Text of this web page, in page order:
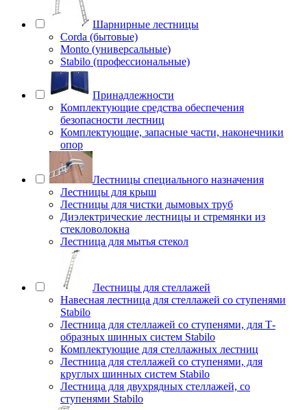
Шарнирные лестницы
Corda (бытовые)
Monto (универсальные)
Stabilo (профессиональные)
Принадлежности
Комплектующие средства обеспечения
безопасности лестниц
Комплектующие, запасные части, наконечники
опор
Лестницы специального назначения
Лестницы для крыш
Лестницы для чистки дымовых труб
Диэлектрические лестницы и стремянки из
стекловолокна
Лестница для мытья стекол
Лестницы для стеллажей
Навесная лестница для стеллажей со ступенями
Stabilo
Лестница для стеллажей со ступенями, для Т-
образных шинных систем Stabilo
Комплектующие для стеллажных лестниц
Лестница для стеллажей со ступенями, для
круглых шинных систем Stabilo
Лестница для двухрядных стеллажей, со
ступенями Stabilo